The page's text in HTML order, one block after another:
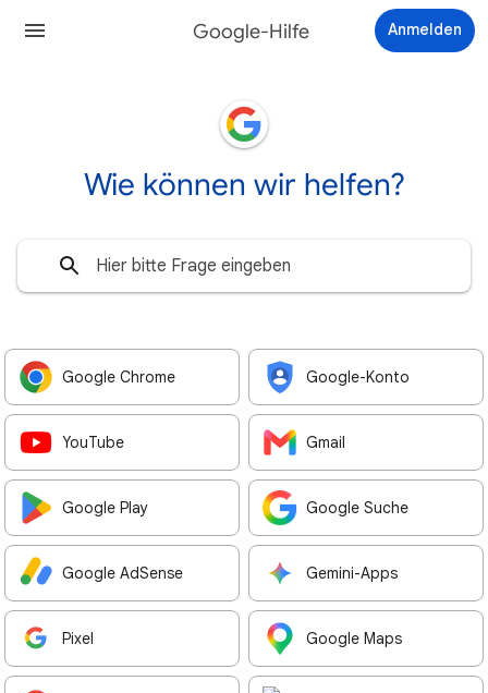
Google-Hilfe Anmelden
Wie können wir helfen?
Google Chrome Google-Konto
YouTube Gmail
Google Play Google Suche
Google AdSense Gemini-Apps
Pixel Google Maps